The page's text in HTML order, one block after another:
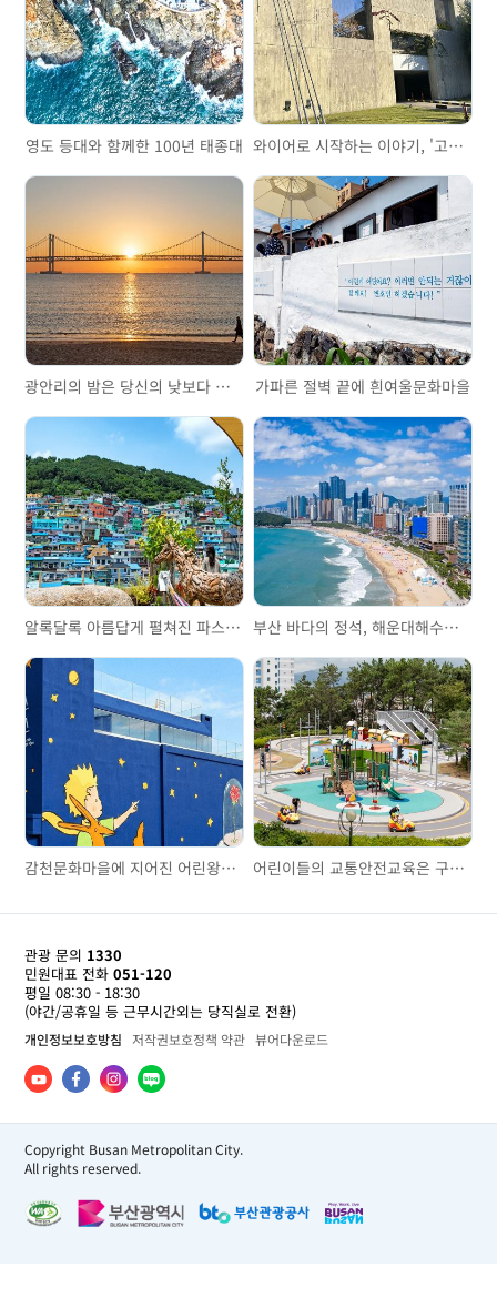
영도 등대와 함께한 100년 태종대 와이어로 시작하는 이야기, '고려제강기념관'을 걷다
광안리의 밤은 당신의 낮보다 아름답다 가파른 절벽 끝에 흰여울문화마을
알록달록 아름답게 펼쳐진 파스텔톤, 감천문화마을 부산 바다의 정석, 해운대해수욕장
감천문화마을에 지어진 어린왕자의 집, 리틀 프린스 하우스 어린이들의 교통안전교육은 구포어린이교통공원에서
관광 문의 1330
민원대표 전화 051-120
평일 08:30 - 18:30
(야간/공휴일 등 근무시간외는 당직실로 전환)
개인정보보호방침 저작권보호정책 약관 뷰어다운로드
Copyright Busan Metropolitan City.
All rights reserved.